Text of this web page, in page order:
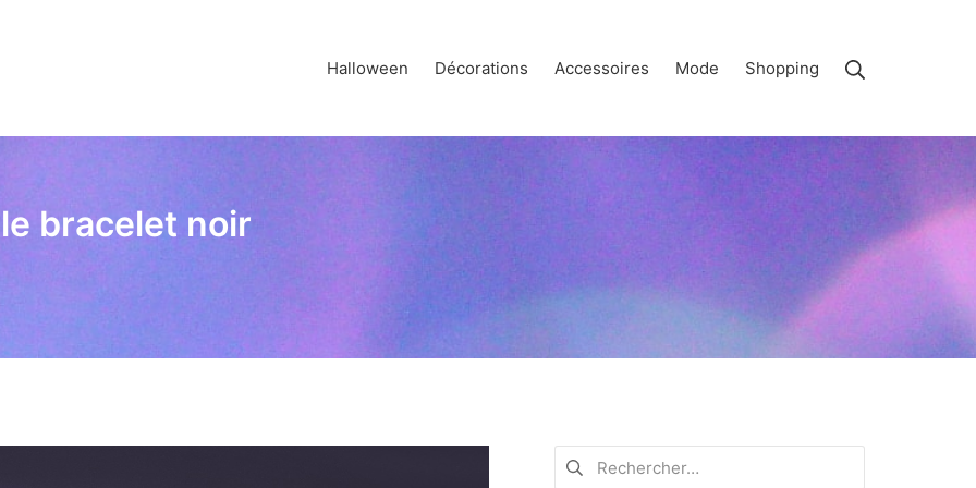
Halloween Décorations Accessoires Mode Shopping
bracelet noir
Rechercher :